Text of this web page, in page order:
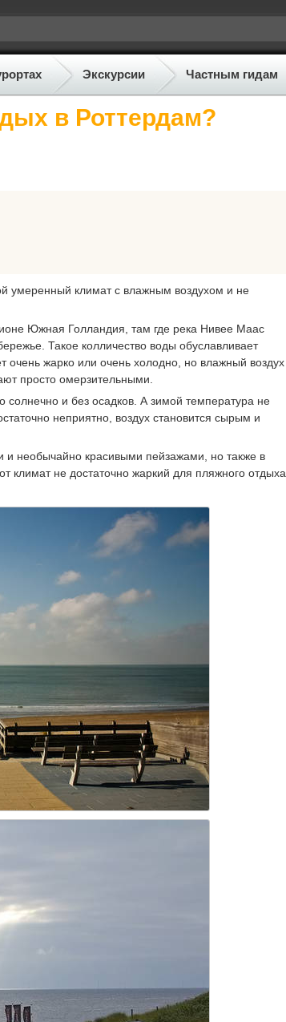
Экскурсии Частным гидам
в Роттердам?
умеренный климат с влажным воздухом и не
Южная Голландия, там где река Нивее Маас
Такое колличество воды обуславливает
очень жарко или очень холодно, но влажный воздух
просто омерзительными.
и без осадков. А зимой температура не
неприятно, воздух становится сырым и
и необычайно красивыми пейзажами, но также в
климат не достаточно жаркий для пляжного отдыха,